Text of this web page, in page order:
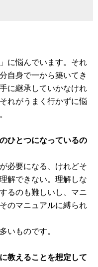
に悩んでいます。それ
自身で一から築いてき
に継承していかなけれ
れがうまく行かずに悩
ひとつになっているの
必要になる、けれどそ
解できない。理解しな
るのも難しいし、マニ
のマニュアルに縛られ
いものです。
教えることを想定して